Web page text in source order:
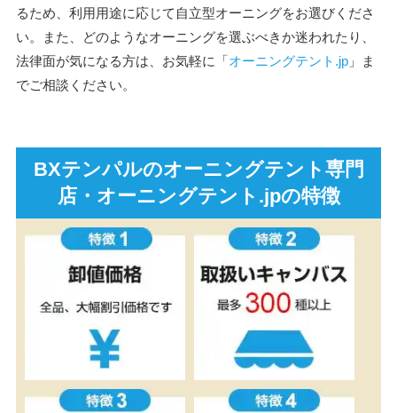
るため、利用用途に応じて自立型オーニングをお選びくださ
い。また、どのようなオーニングを選ぶべきか迷われたり、
法律面が気になる方は、お気軽に「オーニングテント.jp」ま
でご相談ください。
BXテンパルのオーニングテント専門
店・オーニングテント.jpの特徴